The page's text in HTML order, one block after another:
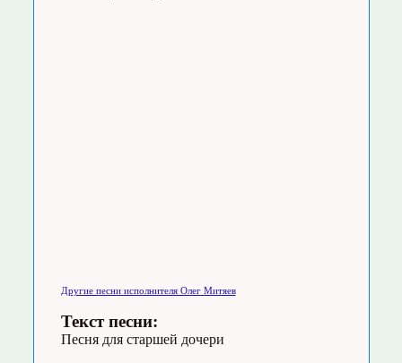
Другие песни исполнителя Олег Митяев
Текст песни:
Песня для старшей дочери